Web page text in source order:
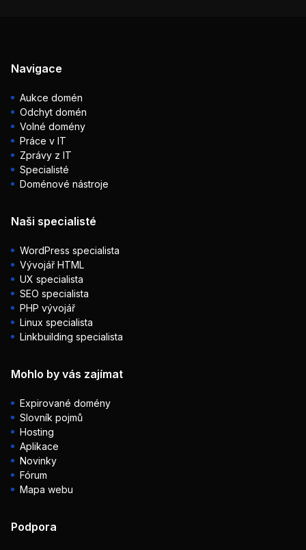
Navigace
Aukce domén
Odchyt domén
Volné domény
Práce v IT
Zprávy z IT
Specialisté
Doménové nástroje
Naši specialisté
WordPress specialista
Vývojář HTML
UX specialista
SEO specialista
PHP vývojář
Linux specialista
Linkbuilding specialista
Mohlo by vás zajímat
Expirované domény
Slovník pojmů
Hosting
Aplikace
Novinky
Fórum
Mapa webu
Podpora